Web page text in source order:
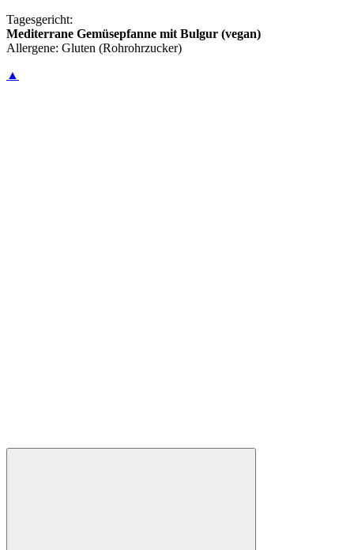
Tagesgericht:
Mediterrane Gemüsepfanne mit Bulgur (vegan)
Allergene: Gluten (Rohrohrzucker)
▲